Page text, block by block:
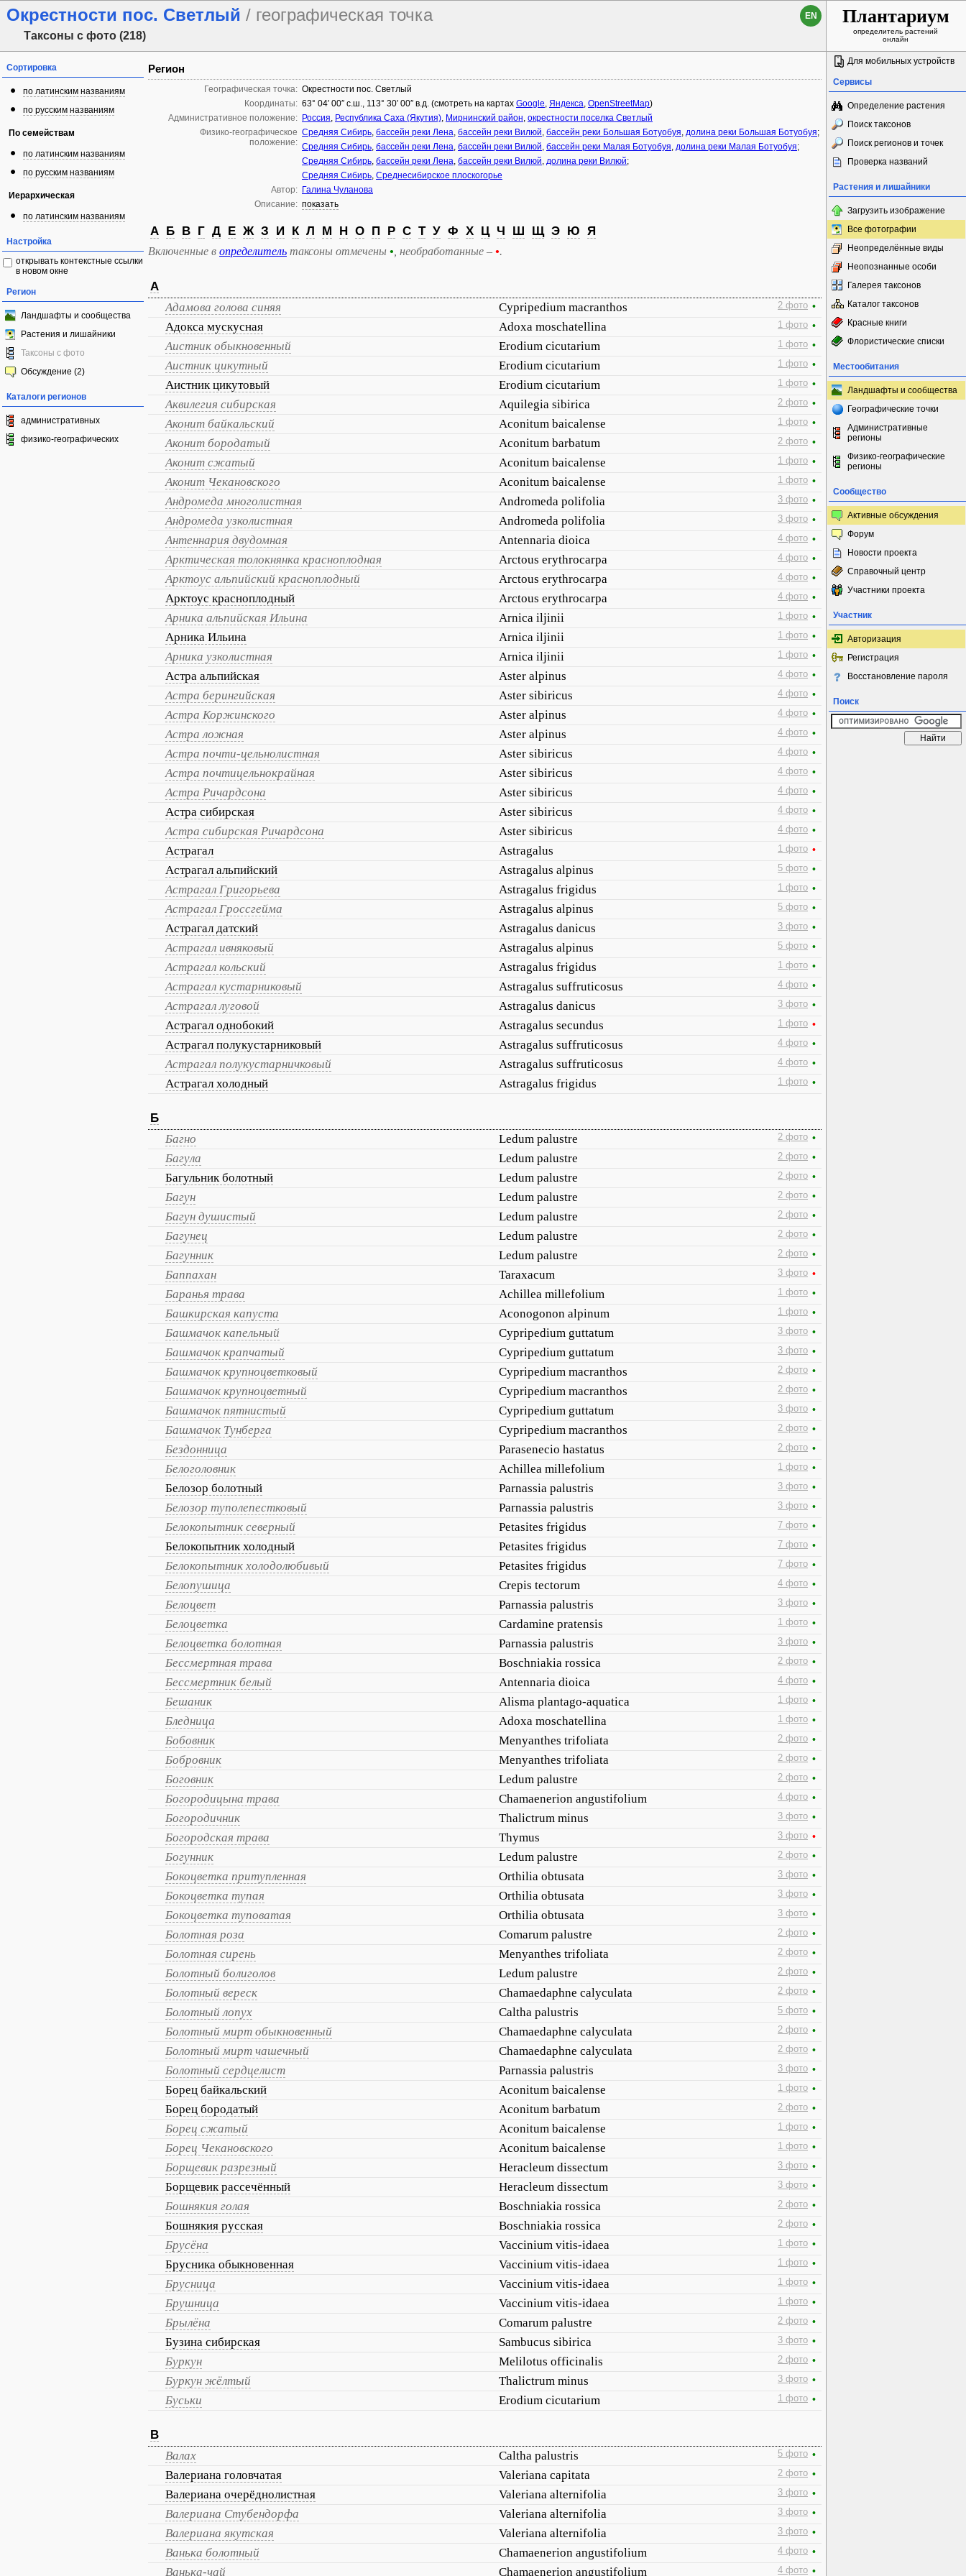
Окрестности пос. Светлый / географическая точка
Таксоны с фото (218)
EN Плантариум
определитель растений
онлайн
Сортировка
по латинским названиям
по русским названиям
По семействам
по латинским названиям
по русским названиям
Иерархическая
по латинским названиям
Настройка
открывать контекстные ссылки
в новом окне
Регион
Ландшафты и сообщества
Растения и лишайники
Таксоны с фото
Обсуждение (2)
Каталоги регионов
административных
физико-географических
Регион
Географическая точка: Окрестности пос. Светлый
Координаты: 63° 04′ 00″ с.ш., 113° 30′ 00″ в.д. (смотреть на картах Google, Яндекса, OpenStreetMap)
Административное положение: Россия, Республика Саха (Якутия), Мирнинский район, окрестности поселка Светлый
Физико-географическое
положение:
Средняя Сибирь, бассейн реки Лена, бассейн реки Вилюй, бассейн реки Большая Ботуобуя, долина реки Большая Ботуобуя;
Средняя Сибирь, бассейн реки Лена, бассейн реки Вилюй, бассейн реки Малая Ботуобуя, долина реки Малая Ботуобуя;
Средняя Сибирь, бассейн реки Лена, бассейн реки Вилюй, долина реки Вилюй;
Средняя Сибирь, Среднесибирское плоскогорье
Автор: Галина Чуланова
Описание: показать
А Б В Г Д Е Ж З И К Л М Н О П Р С Т У Ф Х Ц Ч Ш Щ Э Ю Я
Включенные в определитель таксоны отмечены • , необработанные – •.
А
Адамова голова синяя Cypripedium macranthos 2 фото •
Адокса мускусная Adoxa moschatellina 1 фото •
Аистник обыкновенный Erodium cicutarium 1 фото •
Аистник цикутный Erodium cicutarium 1 фото •
Аистник цикутовый Erodium cicutarium 1 фото •
Аквилегия сибирская Aquilegia sibirica 2 фото •
Аконит байкальский Aconitum baicalense 1 фото •
Аконит бородатый Aconitum barbatum 2 фото •
Аконит сжатый Aconitum baicalense 1 фото •
Аконит Чекановского Aconitum baicalense 1 фото •
Андромеда многолистная Andromeda polifolia 3 фото •
Андромеда узколистная Andromeda polifolia 3 фото •
Антеннария двудомная Antennaria dioica 4 фото •
Арктическая толокнянка красноплодная Arctous erythrocarpa 4 фото •
Арктоус альпийский красноплодный Arctous erythrocarpa 4 фото •
Арктоус красноплодный Arctous erythrocarpa 4 фото •
Арника альпийская Ильина Arnica iljinii 1 фото •
Арника Ильина Arnica iljinii 1 фото •
Арника узколистная Arnica iljinii 1 фото •
Астра альпийская Aster alpinus 4 фото •
Астра берингийская Aster sibiricus 4 фото •
Астра Коржинского Aster alpinus 4 фото •
Астра ложная Aster alpinus 4 фото •
Астра почти-цельнолистная Aster sibiricus 4 фото •
Астра почтицельнокрайная Aster sibiricus 4 фото •
Астра Ричардсона Aster sibiricus 4 фото •
Астра сибирская Aster sibiricus 4 фото •
Астра сибирская Ричардсона Aster sibiricus 4 фото •
Астрагал Astragalus 1 фото •
Астрагал альпийский Astragalus alpinus 5 фото •
Астрагал Григорьева Astragalus frigidus 1 фото •
Астрагал Гроссгейма Astragalus alpinus 5 фото •
Астрагал датский Astragalus danicus 3 фото •
Астрагал ивняковый Astragalus alpinus 5 фото •
Астрагал кольский Astragalus frigidus 1 фото •
Астрагал кустарниковый Astragalus suffruticosus 4 фото •
Астрагал луговой Astragalus danicus 3 фото •
Астрагал однобокий Astragalus secundus 1 фото •
Астрагал полукустарниковый Astragalus suffruticosus 4 фото •
Астрагал полукустарничковый Astragalus suffruticosus 4 фото •
Астрагал холодный Astragalus frigidus 1 фото •
Б
Багно Ledum palustre 2 фото •
Багула Ledum palustre 2 фото •
Багульник болотный Ledum palustre 2 фото •
Багун Ledum palustre 2 фото •
Багун душистый Ledum palustre 2 фото •
Багунец Ledum palustre 2 фото •
Багунник Ledum palustre 2 фото •
Баппахан Taraxacum 3 фото •
Баранья трава Achillea millefolium 1 фото •
Башкирская капуста Aconogonon alpinum 1 фото •
Башмачок капельный Cypripedium guttatum 3 фото •
Башмачок крапчатый Cypripedium guttatum 3 фото •
Башмачок крупноцветковый Cypripedium macranthos 2 фото •
Башмачок крупноцветный Cypripedium macranthos 2 фото •
Башмачок пятнистый Cypripedium guttatum 3 фото •
Башмачок Тунберга Cypripedium macranthos 2 фото •
Бездонница Parasenecio hastatus 2 фото •
Белоголовник Achillea millefolium 1 фото •
Белозор болотный Parnassia palustris 3 фото •
Белозор туполепестковый Parnassia palustris 3 фото •
Белокопытник северный Petasites frigidus 7 фото •
Белокопытник холодный Petasites frigidus 7 фото •
Белокопытник холодолюбивый Petasites frigidus 7 фото •
Белопушица Crepis tectorum 4 фото •
Белоцвет Parnassia palustris 3 фото •
Белоцветка Cardamine pratensis 1 фото •
Белоцветка болотная Parnassia palustris 3 фото •
Бессмертная трава Boschniakia rossica 2 фото •
Бессмертник белый Antennaria dioica 4 фото •
Бешаник Alisma plantago-aquatica 1 фото •
Бледница Adoxa moschatellina 1 фото •
Бобовник Menyanthes trifoliata 2 фото •
Бобровник Menyanthes trifoliata 2 фото •
Боговник Ledum palustre 2 фото •
Богородицына трава Chamaenerion angustifolium 4 фото •
Богородичник Thalictrum minus 3 фото •
Богородская трава Thymus 3 фото •
Богунник Ledum palustre 2 фото •
Бокоцветка притупленная Orthilia obtusata 3 фото •
Бокоцветка тупая Orthilia obtusata 3 фото •
Бокоцветка туповатая Orthilia obtusata 3 фото •
Болотная роза Comarum palustre 2 фото •
Болотная сирень Menyanthes trifoliata 2 фото •
Болотный болиголов Ledum palustre 2 фото •
Болотный вереск Chamaedaphne calyculata 2 фото •
Болотный лопух Caltha palustris 5 фото •
Болотный мирт обыкновенный Chamaedaphne calyculata 2 фото •
Болотный мирт чашечный Chamaedaphne calyculata 2 фото •
Болотный сердцелист Parnassia palustris 3 фото •
Борец байкальский Aconitum baicalense 1 фото •
Борец бородатый Aconitum barbatum 2 фото •
Борец сжатый Aconitum baicalense 1 фото •
Борец Чекановского Aconitum baicalense 1 фото •
Борщевик разрезный Heracleum dissectum 3 фото •
Борщевик рассечённый Heracleum dissectum 3 фото •
Бошнякия голая Boschniakia rossica 2 фото •
Бошнякия русская Boschniakia rossica 2 фото •
Брусёна Vaccinium vitis-idaea 1 фото •
Брусника обыкновенная Vaccinium vitis-idaea 1 фото •
Брусница Vaccinium vitis-idaea 1 фото •
Брушница Vaccinium vitis-idaea 1 фото •
Брылёна Comarum palustre 2 фото •
Бузина сибирская Sambucus sibirica 3 фото •
Буркун Melilotus officinalis 2 фото •
Буркун жёлтый Thalictrum minus 3 фото •
Буськи Erodium cicutarium 1 фото •
В
Валах Caltha palustris 5 фото •
Валериана головчатая Valeriana capitata 2 фото •
Валериана очерёднолистная Valeriana alternifolia 3 фото •
Валериана Стубендорфа Valeriana alternifolia 3 фото •
Валериана якутская Valeriana alternifolia 3 фото •
Ванька болотный Chamaenerion angustifolium 4 фото •
Ванька-чай Chamaenerion angustifolium 4 фото •
Для мобильных устройств
Сервисы
Определение растения
Поиск таксонов
Поиск регионов и точек
Проверка названий
Растения и лишайники
Загрузить изображение
Все фотографии
Неопределённые виды
Неопознанные особи
Галерея таксонов
Каталог таксонов
Красные книги
Флористические списки
Местообитания
Ландшафты и сообщества
Географические точки
Административные
регионы
Физико-географические
регионы
Сообщество
Активные обсуждения
Форум
Новости проекта
Справочный центр
Участники проекта
Участник
Авторизация
Регистрация
Восстановление пароля
Поиск